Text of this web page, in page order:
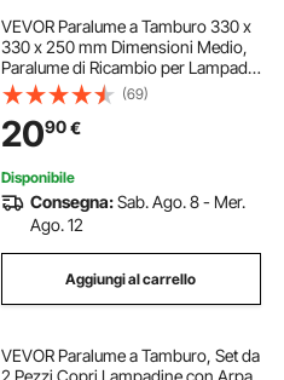
VEVOR Paralume a Tamburo 330 x
330 x 250 mm Dimensioni Medio,
Paralume di Ricambio per Lampade
da Tavolo, Lampade da Terra
Lampadina a Sospensione, Copri
Lampadine 1 Pezzo, Lino Chiaro
(69)
2090€
Disponibile
Consegna:Sab. Ago. 8 - Mer.
Ago. 12
Aggiungi al carrello
VEVOR Paralume a Tamburo, Set da